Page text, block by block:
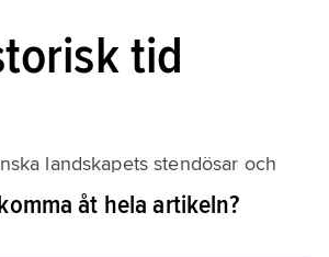
tid
landskapets stendösar och
de enda synliga spåren av
åt hela artikeln?